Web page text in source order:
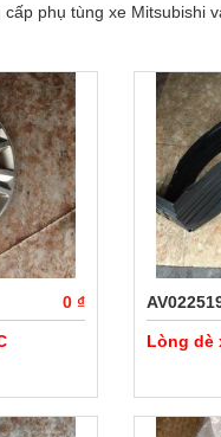
cấp phụ tùng xe
0 ₫
Lòng dè